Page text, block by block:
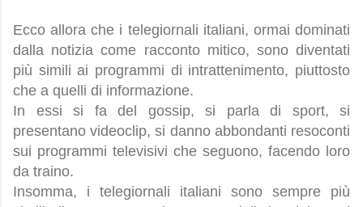
Ecco allora che i telegiornali italiani, ormai dominati
dalla notizia come racconto mitico, sono diventati
più simili ai programmi di intrattenimento, piuttosto
che a quelli di informazione.
In essi si fa del gossip, si parla di sport, si
presentano videoclip, si danno abbondanti resoconti
sui programmi televisivi che seguono, facendo loro
da traino.
Insomma, i telegiornali italiani sono sempre più